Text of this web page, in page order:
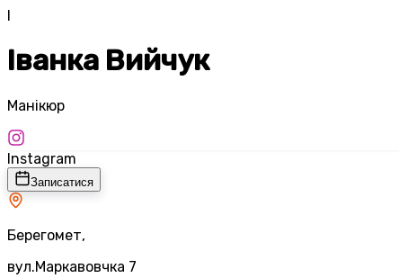
І
Іванка Вийчук
Манікюр
Instagram
Записатися
Берегомет,
вул.Маркавовчка 7